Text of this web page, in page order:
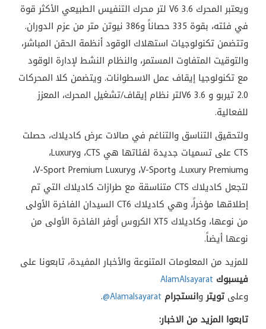
ويعتبر المحرك V6 3.6 لتر محرك التنفيس الطبيعي الأكثر قوة
في فئته، بقوة 335 حصاناً و386 نيوتن متر من عزم الدوران.
وتتضمن تكنولوجيات استهلاك الوقود أنظمة الحقن المباشر،
والتوقيت المتفاوت المستمر، والنظام النشط لإدارة الوقود
مع تكنولوجيا إيقاف عمل الاسطوانات.ويتضمن كلا المحركات
2.0 تيربو و
V6 3.6لتر نظام إيقاف/تشغيل المحرك، المعزز
للفعالية.
ولتحقيق التناسق والتناغم في صالات عرض كاديلاك، حصلت
CTS على تسميات جديدة لفئاتها هي CTS، وLuxury،
وLuxury Premium، وV-Sport، وV-Sport Premium Luxury،
لتجعل كاديلاك CTS متناسقة مع طرازات كاديلاك التي تم
إطلاقها مؤخراً، وهي كاديلاك CT6 السيدان الفاخرة الأولى
من نوعها، وكاديلاك XT5 الكروس أوفر الفاخرة الأولى من
نوعها أيضاً.
للمزيد من المعلومات المتنوعة والأخبار المفيدة، تابعونا على
فيسبوك AlamAlsayarat
وعلى تويتروانستجرام @Alamalsayarat
.
تابعوا المزيد من الاخبار: